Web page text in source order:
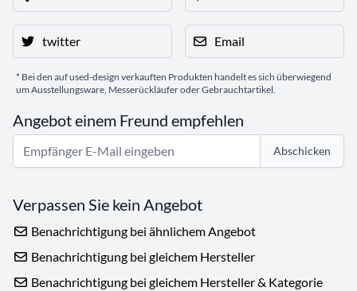
twitter Email
* Bei den auf used-design verkauften Produkten handelt es sich überwiegend
um Ausstellungsware, Messerückläufer oder Gebrauchtartikel.
Angebot einem Freund empfehlen
Abschicken
Verpassen Sie kein Angebot
Benachrichtigung bei ähnlichem Angebot
Benachrichtigung bei gleichem Hersteller
Benachrichtigung bei gleichem Hersteller & Kategorie